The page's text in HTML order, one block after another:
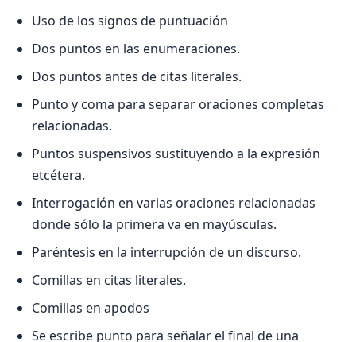
Uso de los signos de puntuación
Dos puntos en las enumeraciones.
Dos puntos antes de citas literales.
Punto y coma para separar oraciones completas
relacionadas.
Puntos suspensivos sustituyendo a la expresión
etcétera.
Interrogación en varias oraciones relacionadas
donde sólo la primera va en mayúsculas.
Paréntesis en la interrupción de un discurso.
Comillas en citas literales.
Comillas en apodos
Se escribe punto para señalar el final de una